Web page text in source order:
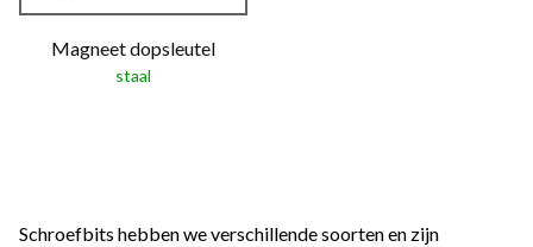
Magneet dopsleutel
staal
Schroefbits hebben we verschillende soorten en zijn